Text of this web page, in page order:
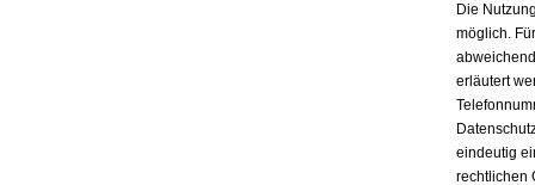
Die
möglich.
erläutert
eindeutig
rechtlichen